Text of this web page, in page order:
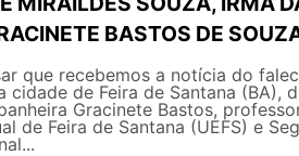
BASTOS DE
que recebemos a notícia do
cidade de Feira de Santana (BA),
Gracinete Bastos,
de Feira de Santana (UEFS) e